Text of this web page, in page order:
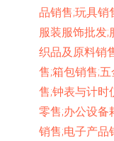
品销售;玩具销
服装服饰批发;
织品及原料销
售;箱包销售;
售;钟表与计时
零售;办公设备
销售;电子产品